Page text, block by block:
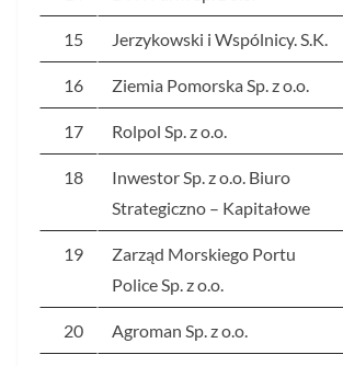
15 Jerzykowski i Wspólnicy. S.K.
16 Ziemia Pomorska Sp. z o.o.
17 Rolpol Sp. z o.o.
18
Inwestor Sp. z o.o. Biuro
Strategiczno – Kapitałowe
19
Zarząd Morskiego Portu
Police Sp. z o.o.
20 Agroman Sp. z o.o.